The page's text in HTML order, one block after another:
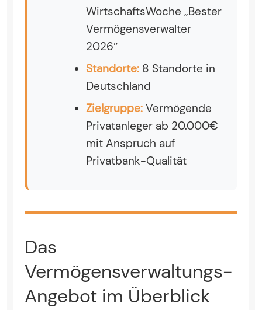
WirtschaftsWoche „Bester
Vermögensverwalter
2026″
Standorte: 8 Standorte in
Deutschland
Zielgruppe: Vermögende
Privatanleger ab 20.000€
mit Anspruch auf
Privatbank-Qualität
Das
Vermögensverwaltungs-
Angebot im Überblick